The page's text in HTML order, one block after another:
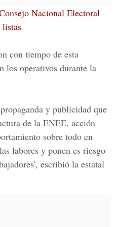
Nacional Electoral
listas
con tiempo de esta
los operativos durante la
y publicidad que
de la ENEE, acción
sobre todo en
labores y ponen es riesgo
escribió la estatal